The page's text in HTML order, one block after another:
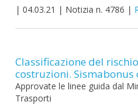
| 04.03.21 | Notizia n. 4786 |
Classificazione del
costruzioni. Sismabonus
Approvate le linee guida dal
Trasporti